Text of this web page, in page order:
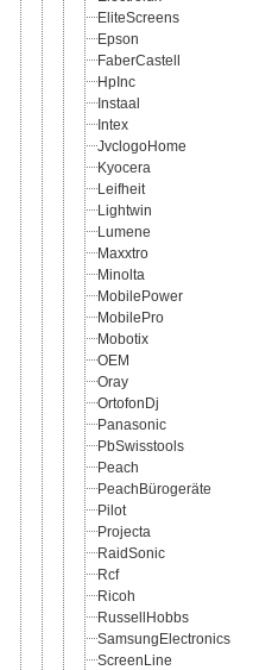
EliteScreens
Epson
FaberCastell
HpInc
Instaal
Intex
JvclogoHome
Kyocera
Leifheit
Lightwin
Lumene
Maxxtro
Minolta
MobilePower
MobilePro
Mobotix
OEM
Oray
OrtofonDj
Panasonic
PbSwisstools
Peach
PeachBürogeräte
Pilot
Projecta
RaidSonic
Rcf
Ricoh
RussellHobbs
SamsungElectronics
ScreenLine